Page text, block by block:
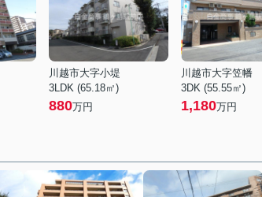
川越市大字小堤
3LDK (65.18㎡)
880万円
川越市大字笠幡
3DK (55.55㎡)
1,180万円